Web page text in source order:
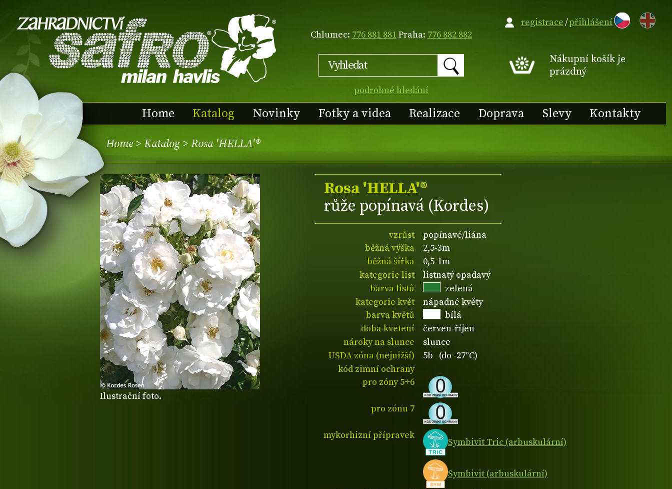
Chlumec: 776 881 881Praha: 776 882 882
podrobné hledání
EN
Nákupní košík je
prázdný
Home Katalog Novinky Fotky a videa Realizace Doprava Slevy Kontakty
registrace/přihlášení
Home > Katalog> Rosa 'HELLA'®
Ilustrační foto.
Rosa 'HELLA'®
růže popínavá (Kordes)
vzrůst
popínavé/liána
běžná výška
2,5-3m
běžná šířka
0,5-1m
kategorie list
listnatý opadavý
barva listů
zelená
kategorie květ
nápadné květy
barva květů
bílá
doba kvetení
červen-říjen
nároky na slunce
slunce
USDA zóna (nejnižší)
5b (do -27°C)
kód zimní ochrany
pro zóny 5+6
pro zónu 7
mykorhizní přípravek
Symbivit Tric (arbuskulární)
Symbivit (arbuskulární)